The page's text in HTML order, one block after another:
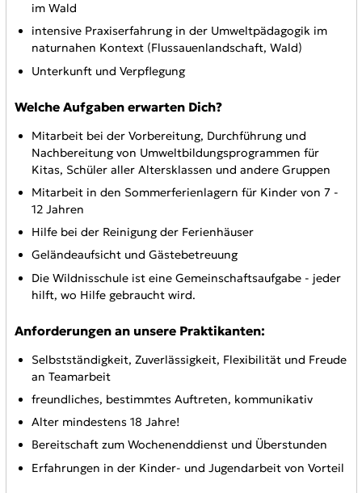
im Wald
intensive Praxiserfahrung in der Umweltpädagogik im
naturnahen Kontext (Flussauenlandschaft, Wald)
Unterkunft und Verpflegung
Welche Aufgaben erwarten Dich?
Mitarbeit bei der Vorbereitung, Durchführung und
Nachbereitung von Umweltbildungsprogrammen für
Kitas, Schüler aller Altersklassen und andere Gruppen
Mitarbeit in den Sommerferienlagern für Kinder von 7 -
12 Jahren
Hilfe bei der Reinigung der Ferienhäuser
Geländeaufsicht und Gästebetreuung
Die Wildnisschule ist eine Gemeinschaftsaufgabe - jeder
hilft, wo Hilfe gebraucht wird.
Anforderungen an unsere Praktikanten:
Selbstständigkeit, Zuverlässigkeit, Flexibilität und Freude
an Teamarbeit
freundliches, bestimmtes Auftreten, kommunikativ
Alter mindestens 18 Jahre!
Bereitschaft zum Wochenenddienst und Überstunden
Erfahrungen in der Kinder- und Jugendarbeit von Vorteil